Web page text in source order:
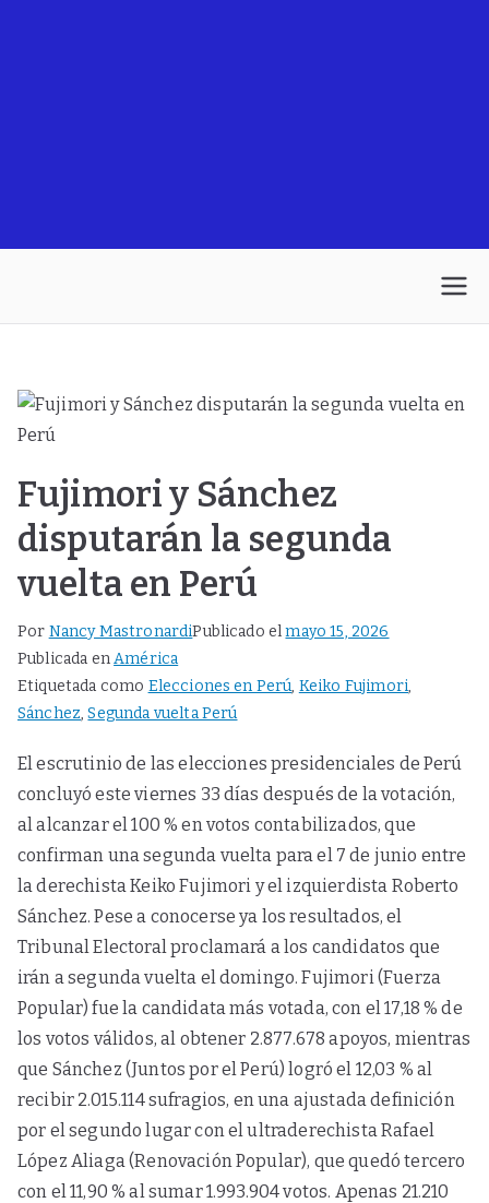
Fujimori y Sánchez
disputarán la segunda
vuelta en Perú
Por Nancy MastronardiPublicado elmayo 15, 2026
Publicada enAmérica
Etiquetada como Elecciones en Perú, Keiko Fujimori,
Sánchez,Segunda vuelta Perú
El escrutinio de las elecciones presidenciales de Perú
concluyó este viernes 33 días después de la votación,
al alcanzar el 100 % en votos contabilizados, que
confirman una segunda vuelta para el 7 de junio entre
la derechista Keiko Fujimori y el izquierdista Roberto
Sánchez. Pese a conocerse ya los resultados, el
Tribunal Electoral proclamará a los candidatos que
irán a segunda vuelta el domingo. Fujimori (Fuerza
Popular) fue la candidata más votada, con el 17,18 % de
los votos válidos, al obtener 2.877.678 apoyos, mientras
que Sánchez (Juntos por el Perú) logró el 12,03 % al
recibir 2.015.114 sufragios, en una ajustada definición
por el segundo lugar con el ultraderechista Rafael
López Aliaga (Renovación Popular), que quedó tercero
con el 11,90 % al sumar 1.993.904 votos. Apenas 21.210